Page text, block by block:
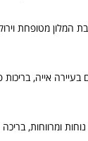
המלון מטופחת
בעיירה אייה,
נוחות ומרווחות,